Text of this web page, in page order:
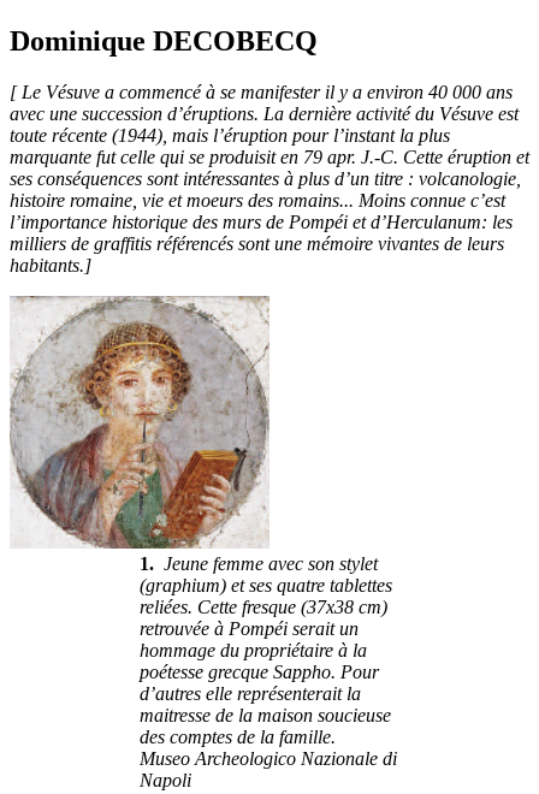
Dominique DECOBECQ
[ Le Vésuve a commencé à se manifester il y a environ 40 000 ans
avec une succession d’éruptions. La dernière activité du Vésuve est
toute récente (1944), mais l’éruption pour l’instant la plus
marquante fut celle qui se produisit en 79 apr. J.-C. Cette éruption et
ses conséquences sont intéressantes à plus d’un titre : volcanologie,
histoire romaine, vie et moeurs des romains... Moins connue c’est
l’importance historique des murs de Pompéi et d’Herculanum: les
milliers de graffitis référencés sont une mémoire vivantes de leurs
habitants.]
1. Jeune femme avec son stylet
(graphium) et ses quatre tablettes
reliées. Cette fresque (37x38 cm)
retrouvée à Pompéi serait un
hommage du propriétaire à la
poétesse grecque Sappho. Pour
d’autres elle représenterait la
maitresse de la maison soucieuse
des comptes de la famille.
Museo Archeologico Nazionale di
Napoli